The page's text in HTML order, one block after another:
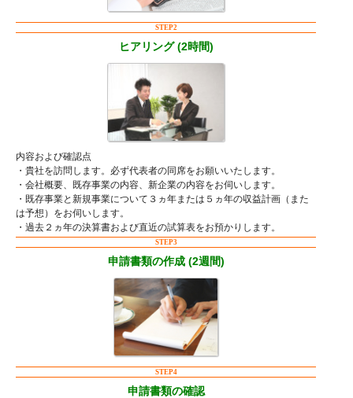
STEP2
ヒアリング (2時間)
内容および確認点
・貴社を訪問します。必ず代表者の同席をお願いいたします。
・会社概要、既存事業の内容、新企業の内容をお伺いします。
・既存事業と新規事業について３ヵ年または５ヵ年の収益計画（また
は予想）をお伺いします。
・過去２ヵ年の決算書および直近の試算表をお預かりします。
STEP3
申請書類の作成 (2週間)
STEP4
申請書類の確認